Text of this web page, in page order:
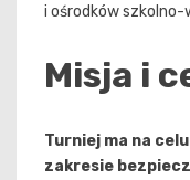
i ośrodków
Misja i
Turniej ma na
zakresie